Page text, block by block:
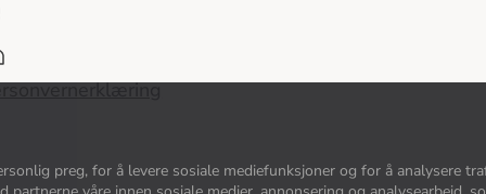
preg, for å levere sosiale mediefunksjoner og for å analysere